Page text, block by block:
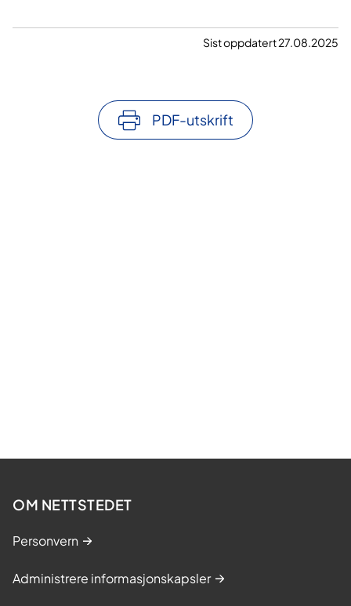
Sist oppdatert 27.08.2025
PDF-utskrift
OM NETTSTEDET
Personvern
Administrere informasjonskapsler